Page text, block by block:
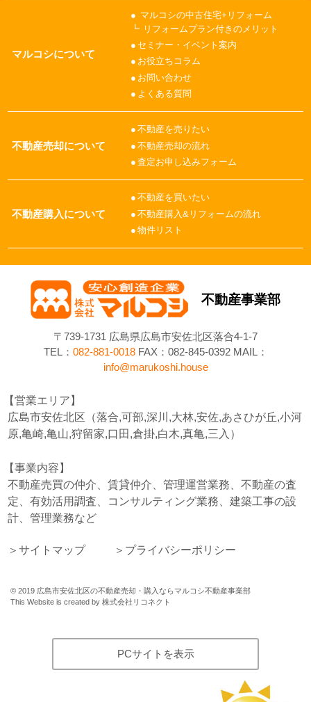
マルコシについて
マルコシの中古住宅+リフォーム
リフォームプラン付きのメリット
セミナー・イベント案内
お役立ちコラム
お問い合わせ
よくある質問
不動産売却について
不動産を売りたい
不動産売却の流れ
査定お申し込みフォーム
不動産購入について
不動産を買いたい
不動産購入&リフォームの流れ
物件リスト
不動産事業部
〒739-1731 広島県広島市安佐北区落合4-1-7
TEL： 082-881-0018FAX：082-845-0392 MAIL：
info@marukoshi.house
営業エリア
広島市安佐北区（落合,可部,深川,大林,安佐,あさひが丘,小河
原,亀崎,亀山,狩留家,口田,倉掛,白木,真亀,三入）
事業内容
不動産売買の仲介、賃貸仲介、管理運営業務、不動産の査
定、有効活用調査、コンサルティング業務、建築工事の設
計、管理業務など
サイトマップ プライバシーポリシー
© 2019 広島市安佐北区の不動産売却・購入ならマルコシ不動産事業部
This Website is created by 株式会社リコネクト
PCサイトを表示